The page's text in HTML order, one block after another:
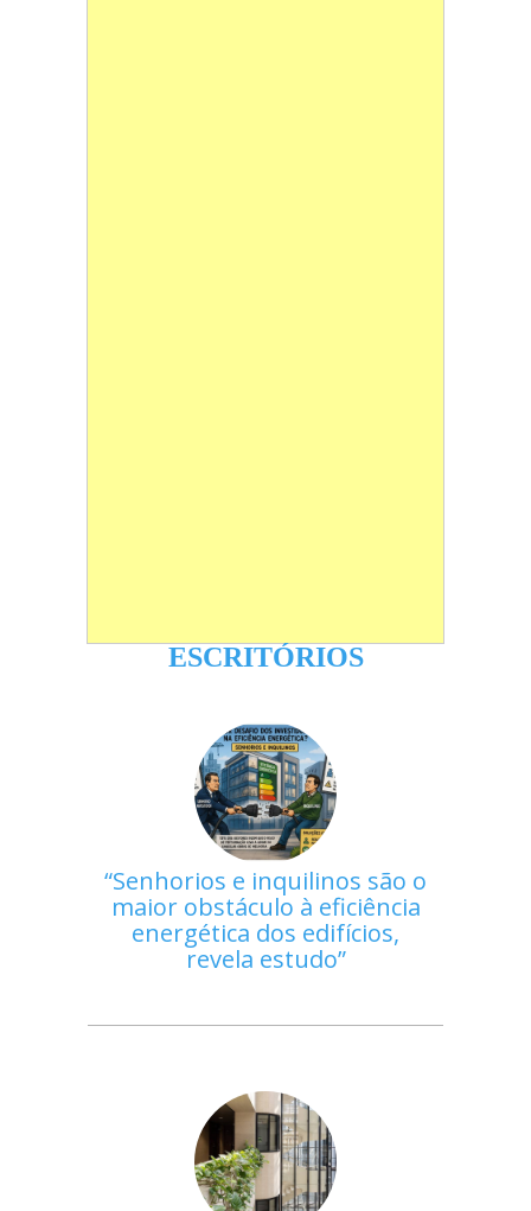
ESCRITÓRIOS
Senhorios e inquilinos são o
maior obstáculo à eficiência
energética dos edifícios,
revela estudo